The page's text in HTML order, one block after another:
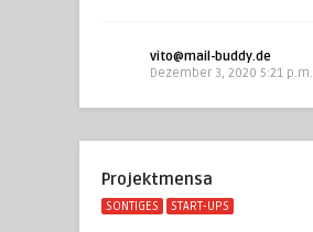
vito@mail-buddy.de
Dezember 3, 2020 5:21 p.m.
Projektmensa
SONTIGES START-UPS